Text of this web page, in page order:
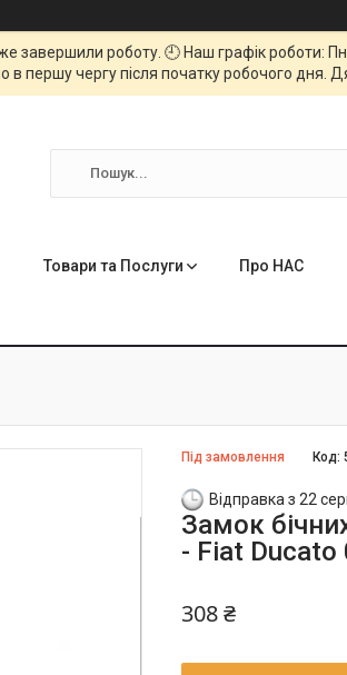
роботу. 🕘 Наш графік роботи:
в першу чергу після початку робочого дня.
Товари та Послуги Про НАС
Під замовлення Код:
Відправка з 22
Замок
- Fiat Ducato
308 ₴